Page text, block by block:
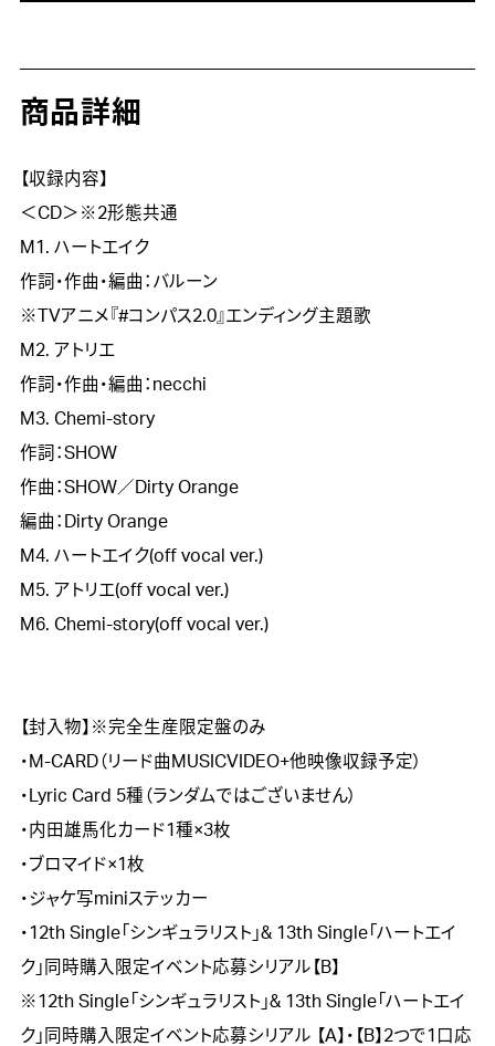
商品詳細
【収録内容】
＜CD＞※2形態共通
M1. ハートエイク
作詞・作曲・編曲：バルーン
※TVアニメ『#コンパス2.0』エンディング主題歌
M2. アトリエ
作詞・作曲・編曲：necchi
M3. Chemi-story
作詞：SHOW
作曲：SHOW／Dirty Orange
編曲：Dirty Orange
M4. ハートエイク(off vocal ver.)
M5. アトリエ(off vocal ver.)
M6. Chemi-story(off vocal ver.)
【封入物】※完全生産限定盤のみ
・M-CARD（リード曲MUSICVIDEO+他映像収録予定）
・Lyric Card 5種（ランダムではございません）
・内田雄馬化カード1種×3枚
・ブロマイド×1枚
・ジャケ写miniステッカー
・12th Single「シンギュラリスト」& 13th Single「ハートエイ
ク」同時購入限定イベント応募シリアル【B】
※12th Single「シンギュラリスト」& 13th Single「ハートエイ
ク」同時購入限定イベント応募シリアル 【A】・【B】2つで1口応